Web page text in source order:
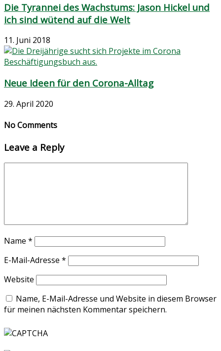
Die Tyrannei des Wachstums: Jason Hickel und
ich sind wütend auf die Welt
11. Juni 2018
Neue Ideen für den Corona-Alltag
29. April 2020
No Comments
Leave a Reply
Name *
E-Mail-Adresse *
Website
Name, E-Mail-Adresse und Website in diesem Browser
für meinen nächsten Kommentar speichern.